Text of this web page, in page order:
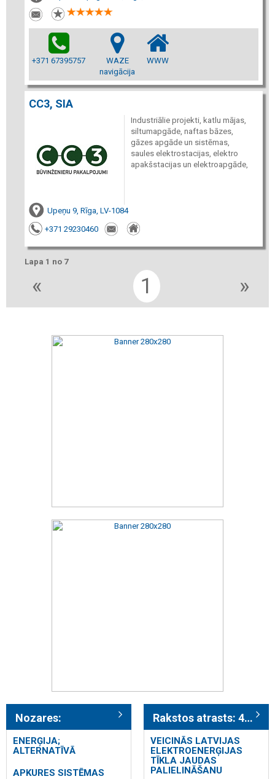
+371 67395757
WAZE
navigācija
WWW
CC3, SIA
Industriālie projekti, katlu mājas,
siltumapgāde, naftas bāzes,
gāzes apgāde un sistēmas,
saules elektrostacijas, elektro
apakšstacijas un elektroapgāde,
Upeņu 9, Rīga, LV-1084
+371 29230460
Lapa 1 no 7
« 1 »
Nozares:
ENERĢIJA;
ALTERNATĪVĀ
APKURES SISTĒMAS
Rakstos atrasts: 415
VEICINĀS LATVIJAS
ELEKTROENERĢIJAS
TĪKLA JAUDAS
PALIELINĀŠANU